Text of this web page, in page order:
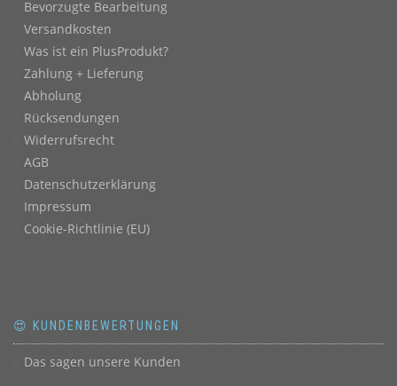
Bevorzugte Bearbeitung
Versandkosten
Was ist ein PlusProdukt?
Zahlung + Lieferung
Abholung
Rücksendungen
Widerrufsrecht
AGB
Datenschutzerklärung
Impressum
Cookie-Richtlinie (EU)
😍 KUNDENBEWERTUNGEN
Das sagen unsere Kunden